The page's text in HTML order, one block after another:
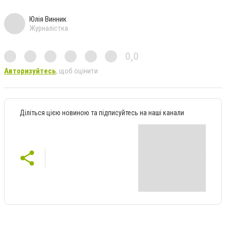
Юлія Винник
Журналістка
0,0
Авторизуйтесь, щоб оцінити
Діліться цією новиною та підписуйтесь на наші канали